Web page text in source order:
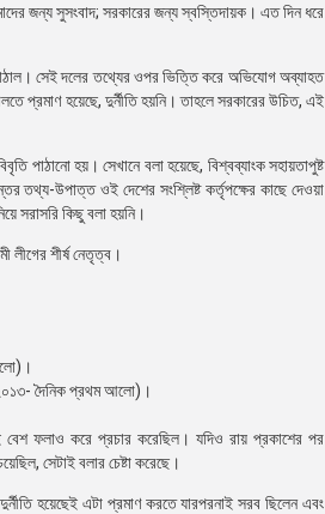
জন্য সুসংবাদ; সরকারের জন্য স্বস্তিদায়ক। এত দিন ধরে
সেই দলের তথ্যের ওপর ভিত্তি করে অভিযোগ অব্যাহত
প্রমাণ হয়েছে, দুর্নীতি হয়নি। তাহলে সরকারের উচিত, এই
পাঠানো হয়। সেখানে বলা হয়েছে, বিশ্বব্যাংক সহায়তাপুষ্ট
তথ্য-উপাত্ত ওই দেশের সংশ্লিষ্ট কর্তৃপক্ষের কাছে দেওয়া
সরাসরি কিছু বলা হয়নি।
লীগের শীর্ষ নেতৃত্ব।
২০১৩- দৈনিক প্রথম আলো)।
বেশ ফলাও করে প্রচার করেছিল। যদিও রায় প্রকাশের পর
সেটাই বলার চেষ্টা করেছে।
হয়েছেই এটা প্রমাণ করতে যারপরনাই সরব ছিলেন এবং